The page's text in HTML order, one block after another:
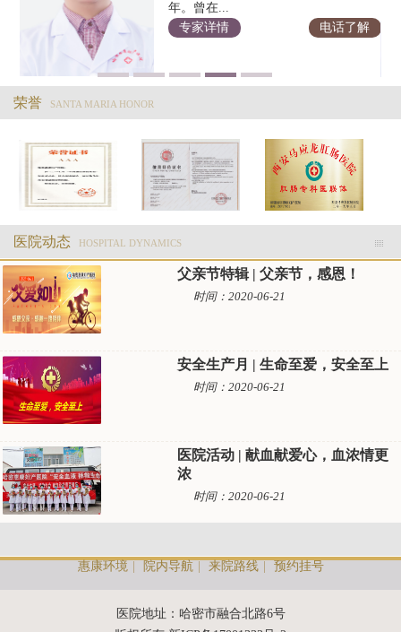
年。曾在...
专家详情
电话了解
荣誉 SANTA MARIA HONOR
医院动态 HOSPITAL DYNAMICS
父亲节特辑 | 父亲节，感恩！
时间：2020-06-21
安全生产月 | 生命至爱，安全至上
时间：2020-06-21
医院活动 | 献血献爱心，血浓情更
浓
时间：2020-06-21
惠康环境 | 院内导航 | 来院路线 | 预约挂号
医院地址：哈密市融合北路6号